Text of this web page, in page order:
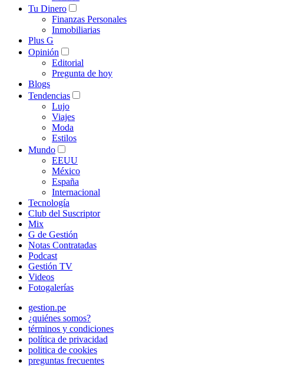
Tu Dinero
Finanzas Personales
Inmobiliarias
Plus G
Opinión
Editorial
Pregunta de hoy
Blogs
Tendencias
Lujo
Viajes
Moda
Estilos
Mundo
EEUU
México
España
Internacional
Tecnología
Club del Suscriptor
Mix
G de Gestión
Notas Contratadas
Podcast
Gestión TV
Videos
Fotogalerías
gestion.pe
¿quiénes somos?
términos y condiciones
política de privacidad
politica de cookies
preguntas frecuentes